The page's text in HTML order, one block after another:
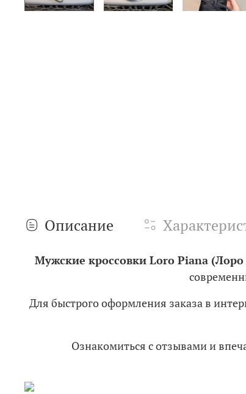
Описание
Мужские кроссовки Loro Piana
Для быстрого оформления заказа в
Ознакомиться с отзывами и